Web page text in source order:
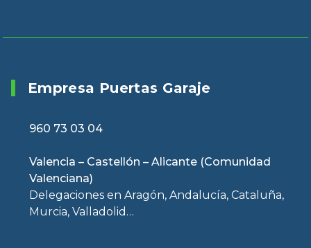
Empresa Puertas Garaje
960 73 03 04
Valencia – Castellón – Alicante (Comunidad
Valenciana)
Delegaciones en Aragón, Andalucía, Cataluña,
Murcia, Valladolid…